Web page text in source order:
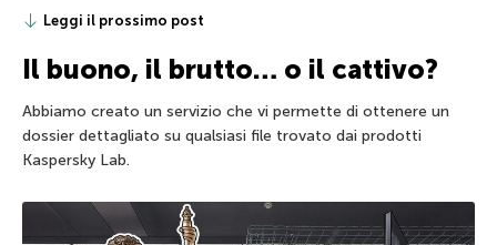
Leggi il prossimo post
Il buono, il brutto… o il cattivo?
Abbiamo creato un servizio che vi permette di ottenere un
dossier dettagliato su qualsiasi file trovato dai prodotti
Kaspersky Lab.